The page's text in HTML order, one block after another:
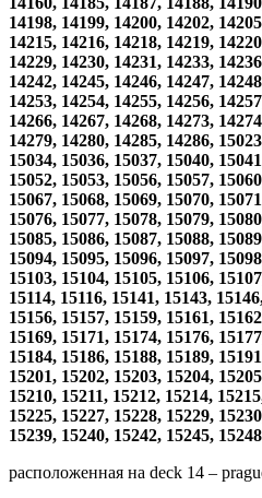
14198, 14199, 14200, 14202,
14215, 14216, 14218, 14219,
14229, 14230, 14231, 14233,
14242, 14245, 14246, 14247,
14253, 14254, 14255, 14256,
14266, 14267, 14268, 14273,
14279, 14280, 14285, 14286,
15034, 15036, 15037, 15040,
15052, 15053, 15056, 15057,
15067, 15068, 15069, 15070,
15076, 15077, 15078, 15079,
15085, 15086, 15087, 15088,
15094, 15095, 15096, 15097,
15103, 15104, 15105, 15106,
15114, 15116, 15141, 15143,
15156, 15157, 15159, 15161,
15169, 15171, 15174, 15176,
15184, 15186, 15188, 15189,
15201, 15202, 15203, 15204,
15210, 15211, 15212, 15214,
15225, 15227, 15228, 15229,
15239, 15240, 15242, 15245, 15248
расположенная на deck 14 –